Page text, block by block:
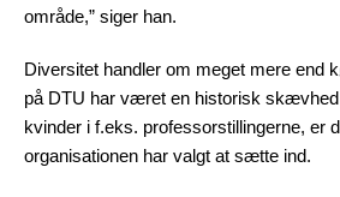
område,” siger han.
Diversitet handler om meget mere end
på DTU har været en historisk
kvinder i f.eks. professorstillingerne, er
organisationen har valgt at sætte ind.